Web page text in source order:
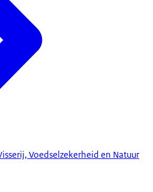
Voedselzekerheid en Natuur